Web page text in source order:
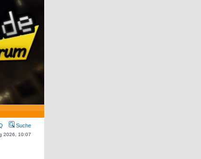
Suche
2026, 10:07